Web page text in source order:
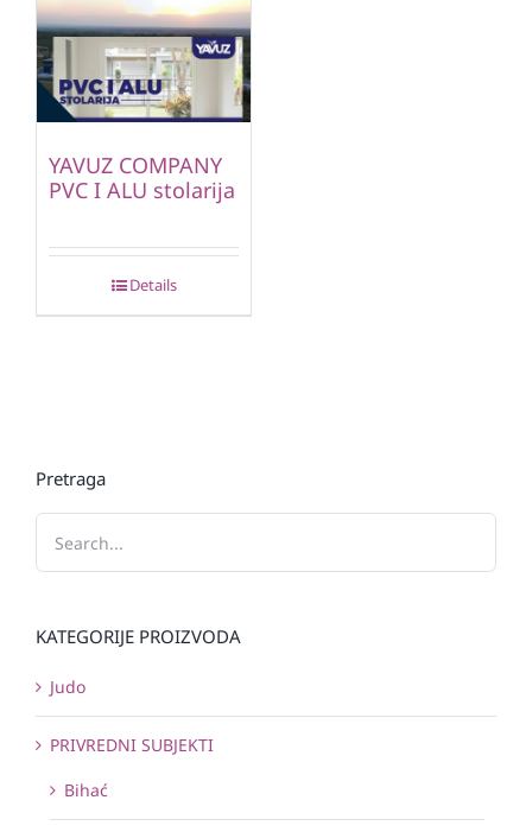
YAVUZ COMPANY
PVC I ALU stolarija
Details
Pretraga
KATEGORIJE PROIZVODA
Judo
PRIVREDNI SUBJEKTI
Bihać